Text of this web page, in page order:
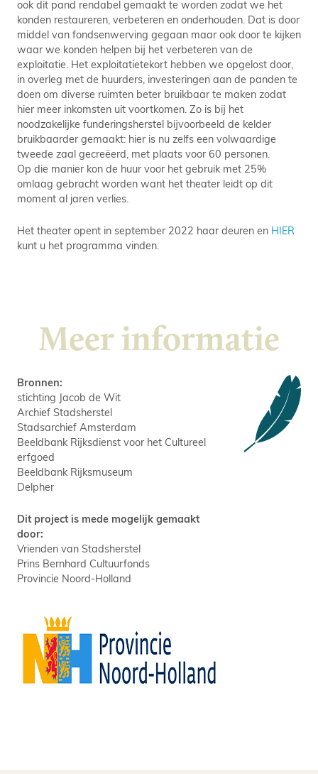
ook dit pand rendabel gemaakt te worden zodat we het
konden restaureren, verbeteren en onderhouden. Dat is door
middel van fondsenwerving gegaan maar ook door te kijken
waar we konden helpen bij het verbeteren van de
exploitatie. Het exploitatietekort hebben we opgelost door,
in overleg met de huurders, investeringen aan de panden te
doen om diverse ruimten beter bruikbaar te maken zodat
hier meer inkomsten uit voortkomen. Zo is bij het
noodzakelijke funderingsherstel bijvoorbeeld de kelder
bruikbaarder gemaakt: hier is nu zelfs een volwaardige
tweede zaal gecreëerd, met plaats voor 60 personen.
Op die manier kon de huur voor het gebruik met 25%
omlaag gebracht worden want het theater leidt op dit
moment al jaren verlies.
Het theater opent in september 2022 haar deuren en HIER
kunt u het programma vinden.
Meer informatie
Bronnen:
stichting Jacob de Wit
Archief Stadsherstel
Stadsarchief Amsterdam
Beeldbank Rijksdienst voor het Cultureel
erfgoed
Beeldbank Rijksmuseum
Delpher
Dit project is mede mogelijk gemaakt
door:
Vrienden van Stadsherstel
Prins Bernhard Cultuurfonds
Provincie Noord-Holland